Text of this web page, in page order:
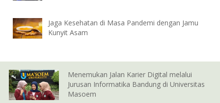
Jaga Kesehatan di Masa Pandemi dengan Jamu
Kunyit Asam
Menemukan Jalan Karier Digital melalui
Jurusan Informatika Bandung di Universitas
Masoem